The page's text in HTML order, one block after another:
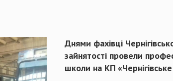
Днями фахівці
зайнятості провели
школи на КП